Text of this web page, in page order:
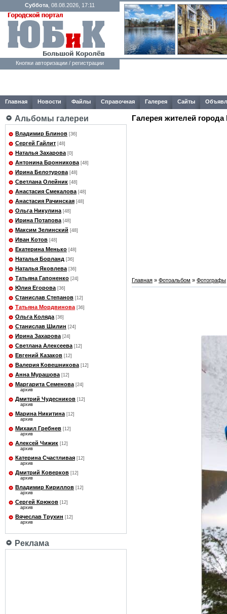
Суббота , 08.08.2026, 17:11
Кнопки авторизации / регистрации
Главная Новости Файлы Справочная Галерея Сайты
Альбомы галереи
Владимир Блинов [36]
Сергей Гайлит [48]
Наталья Захарова [0]
Антонина Бронникова [48]
Ирина Белотурова [48]
Светлана Олейник [48]
Анастасия Смекалова [48]
Анастасия Рачинская [48]
Ольга Никулина [48]
Ирина Потапова [48]
Максим Зелинский [48]
Иван Котов [48]
Екатерина Менько [48]
Наталья Борланд [36]
Наталья Яковлева [36]
Татьяна Гапоненко [24]
Юлия Егорова [36]
Станислав Степанов [12]
Татьяна Мордвинова [36]
Ольга Коляда [36]
Станислав Шилин [24]
Ирина Захарова [24]
Светлана Алексеева [12]
Евгений Казаков [12]
Валерия Ковешникова [12]
Анна Мурашова [12]
Маргарита Семенова [24]
архив
Дмитрий Чудесников [12]
архив
Марина Никитина [12]
архив
Михаил Гребнев [12]
архив
Алексей Чижик [12]
архив
Катерина Счастливая [12]
архив
Дмитрий Коверков [12]
архив
Владимир Кириллов [12]
архив
Сергей Крюков [12]
архив
Вячеслав Трухин [12]
архив
Реклама
Галерея жителей города
Главная » Фотоальбом » Фотографы